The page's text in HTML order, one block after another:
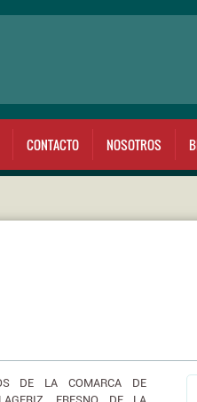
CONTACTO NOSOTROS
DE LA COMARCA DE